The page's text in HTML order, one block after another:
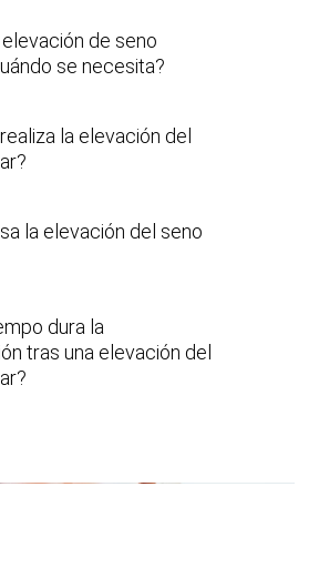
de seno
se necesita?
la elevación del
la elevación del seno
dura la
tras una elevación del